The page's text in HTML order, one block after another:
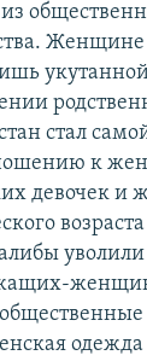
стал
к
девочек и
уволили
одежда